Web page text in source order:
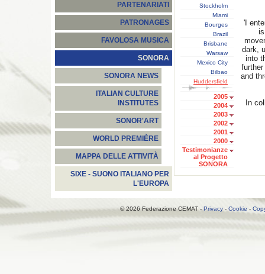
PARTENARIATI
PATRONAGES
FAVOLOSA MUSICA
SONORA
SONORA NEWS
ITALIAN CULTURE
INSTITUTES
SONOR'ART
WORLD PREMIÈRE
MAPPA DELLE ATTIVITÀ
SIXE - SUONO ITALIANO PER
L'EUROPA
Stockholm
Miami
Bourges
Brazil
Brisbane
Warsaw
Mexico City
Bilbao
Huddersfield
2005
2004
2003
2002
2001
2000
Testimonianze
al Progetto
SONORA
'I
dark,
into
and
In
© 2026 Federazione CEMAT -Privacy - Cookie -